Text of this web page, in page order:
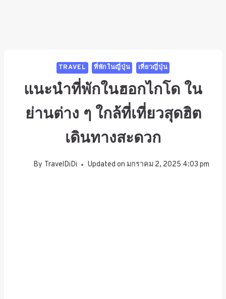
TRAVEL ที่พักในญี่ปุ่น เที่ยวญี่ปุ่น
แนะนำที่พักในฮอกไกโด ใน
ย่านต่าง ๆ ใกล้ที่เที่ยวสุดฮิต
เดินทางสะดวก
By TravelDiDi Updated on มกราคม 2, 2025 4:03 pm